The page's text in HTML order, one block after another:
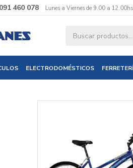
ELECTRODOMÉSTICOS
460 078 Lunes a Viernes de 9.00 a
Ingresa tus
Mensaje